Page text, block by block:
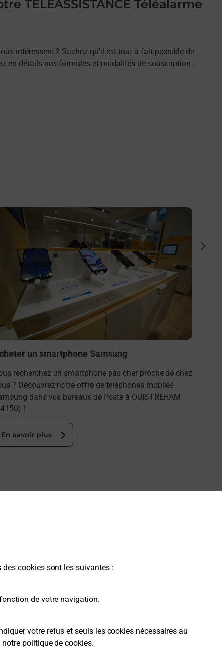
cookies sont les suivantes :
de votre navigation.
votre refus et seuls les cookies nécessaires au
notre politique de cookies.
TELEASSISTANCE Téléalarme
intéressent ? Sachez qu'il est tout à fait possible de
en détails nos formules et modalités de souscription :
savoir plus
un smartphone Samsung
recherchez un smartphone pas cher proche de chez
? Découvrez notre offre de téléphones mobiles
dans vos bureaux de Poste à OUISTREHAM
!
En savoir plus